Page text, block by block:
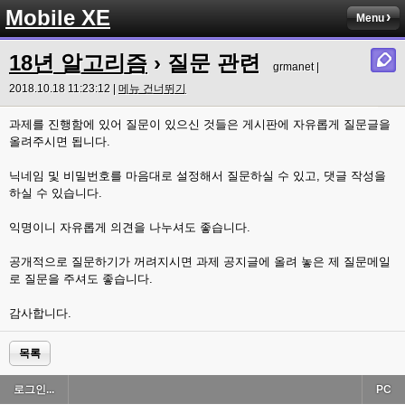
Mobile XE Menu
18년 알고리즘 › 질문 관련
grmanet |
2018.10.18 11:23:12 | 메뉴 건너뛰기
과제를 진행함에 있어 질문이 있으신 것들은 게시판에 자유롭게 질문글을
올려주시면 됩니다.
닉네임 및 비밀번호를 마음대로 설정해서 질문하실 수 있고, 댓글 작성을
하실 수 있습니다.
익명이니 자유롭게 의견을 나누셔도 좋습니다.
공개적으로 질문하기가 꺼려지시면 과제 공지글에 올려 놓은 제 질문메일
로 질문을 주셔도 좋습니다.
감사합니다.
목록
로그인... PC